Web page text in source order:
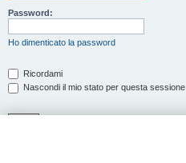
Password:
Ho dimenticato la password
Ricordami
Nascondi il mio stato per questa sessione